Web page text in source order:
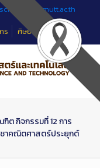
sciteched@rmutt.ac.th
ร ศิษย์เก่า
กิจกรรมที่ 12 การ
าคณิตศาสตร์ประยุกต์